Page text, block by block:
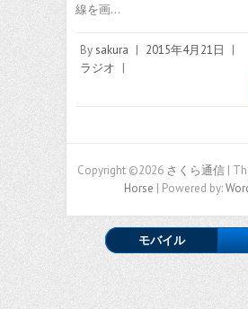
線を画…
Bysakura | 2015年4月21日
|
ラジオ |
Copyright ©2026 さくら通信 |
Horse | Powered by:
モバイル